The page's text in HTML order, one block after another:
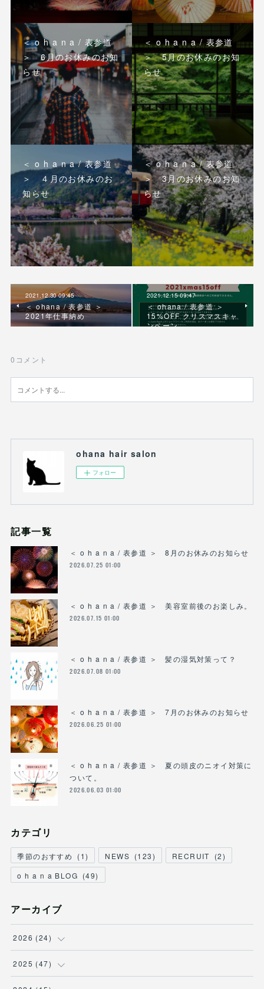
＜ o h a n a / 表参道
＞ 6月のお休みのお知
らせ
＜ o h a n a / 表参道
＞ 5月のお休みのお知
らせ
＜ o h a n a / 表参道
＞ ４月のお休みのお
知らせ
＜ o h a n a / 表参道
＞ 3月のお休みのお知
らせ
2021.12.30 09:45
＜ ohana / 表参道 ＞
2021年仕事納め
2021.12.15 09:47
＜ ohana / 表参道 ＞
15%OFF クリスマスキャ
ンペーン
0 コメント
ohana hair salon
フォロー
記事一覧
＜ o h a n a / 表参道 ＞ 8月のお休みのお知らせ
2026.07.25 01:00
＜ o h a n a / 表参道 ＞ 美容室前後のお楽しみ。
2026.07.15 01:00
＜ o h a n a / 表参道 ＞ 髪の湿気対策って？
2026.07.08 01:00
＜ o h a n a / 表参道 ＞ 7月のお休みのお知らせ
2026.06.25 01:00
＜ o h a n a / 表参道 ＞ 夏の頭皮のニオイ対策に
ついて。
2026.06.03 01:00
カテゴリ
季節のおすすめ (1) NEWS (123) RECRUIT (2)
o h a n a BLOG (49)
アーカイブ
2026 (24)
(3)
2025 (47)